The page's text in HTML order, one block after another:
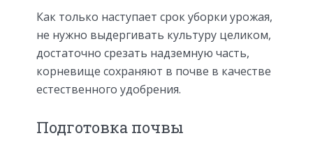
Как только наступает срок уборки урожая,
не нужно выдергивать культуру целиком,
достаточно срезать надземную часть,
корневище сохраняют в почве в качестве
естественного удобрения.
Подготовка почвы